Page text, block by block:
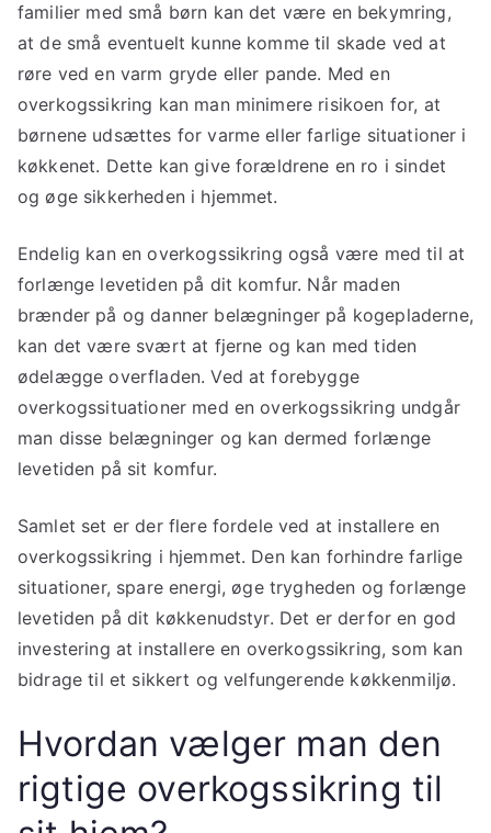
familier med små børn kan det være en bekymring,
at de små eventuelt kunne komme til skade ved at
røre ved en varm gryde eller pande. Med en
overkogssikring kan man minimere risikoen for, at
børnene udsættes for varme eller farlige situationer i
køkkenet. Dette kan give forældrene en ro i sindet
og øge sikkerheden i hjemmet.
Endelig kan en overkogssikring også være med til at
forlænge levetiden på dit komfur. Når maden
brænder på og danner belægninger på kogepladerne,
kan det være svært at fjerne og kan med tiden
ødelægge overfladen. Ved at forebygge
overkogssituationer med en overkogssikring undgår
man disse belægninger og kan dermed forlænge
levetiden på sit komfur.
Samlet set er der flere fordele ved at installere en
overkogssikring i hjemmet. Den kan forhindre farlige
situationer, spare energi, øge trygheden og forlænge
levetiden på dit køkkenudstyr. Det er derfor en god
investering at installere en overkogssikring, som kan
bidrage til et sikkert og velfungerende køkkenmiljø.
Hvordan vælger man den
rigtige overkogssikring til